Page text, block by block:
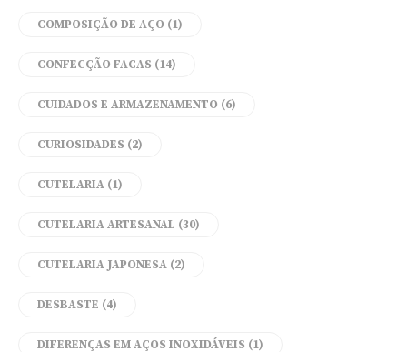
COMPOSIÇÃO DE AÇO (1)
CONFECÇÃO FACAS (14)
CUIDADOS E ARMAZENAMENTO (6)
CURIOSIDADES (2)
CUTELARIA (1)
CUTELARIA ARTESANAL (30)
CUTELARIA JAPONESA (2)
DESBASTE (4)
DIFERENÇAS EM AÇOS INOXIDÁVEIS (1)